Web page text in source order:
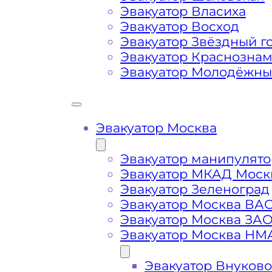
Габариты, вес и тип
Заказанный эвакуатор
платформой
Маршрут от места вызова
района Москвы Орехово-
Затрудняющие факторы –
передач (АКПП)
Сложная эвакуация при аварии,
Буксировка автомобиля из
Эвакуатор Власиха
Эвакуатор Восход
Эвакуатор Звёздный
Эвакуатор
Эвакуатор
Эвакуатор Москва
Эвакуатор
Эвакуатор МКАД
Эвакуатор Зеленоград
Эвакуатор Москва
Эвакуатор Москва
Эвакуатор Москва
Эвакуатор Внуково